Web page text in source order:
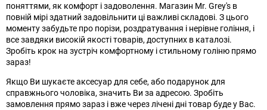
поняттями, як комфорт і задоволення. Магазин Mr. Grey's в
повній мірі здатний задовільнити ці важливі складові. З цього
моменту забудьте про порізи, роздратування і нерівне гоління, і
все завдяки високій якості товарів, доступних в каталозі.
Зробіть крок на зустріч комфортному і стильному голіню прямо
зараз!
Якщо Ви шукаєте аксесуар для себе, або подарунок для
справжнього чоловіка, значить Ви за адресою. Зробіть
замовлення прямо зараз і вже через лічені дні товар буде у Вас.